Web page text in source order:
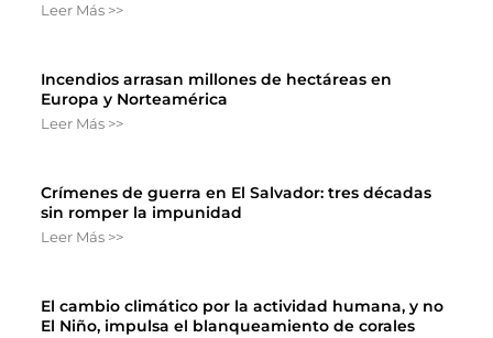
Leer Más >>
Incendios arrasan millones de hectáreas en
Europa y Norteamérica
Leer Más >>
Crímenes de guerra en El Salvador: tres décadas
sin romper la impunidad
Leer Más >>
El cambio climático por la actividad humana, y no
El Niño, impulsa el blanqueamiento de corales